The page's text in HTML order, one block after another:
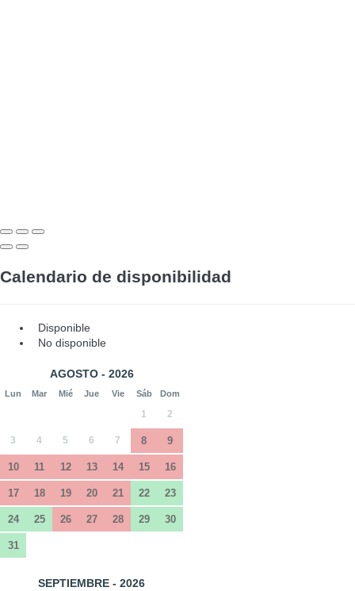
Calendario de disponibilidad
Disponible
No disponible
AGOSTO - 2026
Lun Mar Mié Jue Vie Sáb Dom
1 2
3 4 5 6 7 8 9
10 11 12 13 14 15 16
17 18 19 20 21 22 23
24 25 26 27 28 29 30
31
SEPTIEMBRE - 2026